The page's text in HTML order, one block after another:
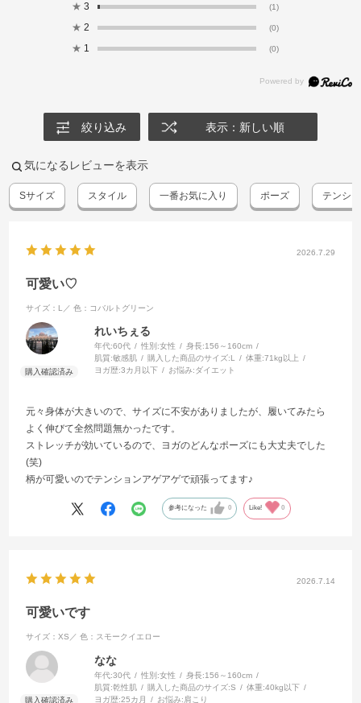
★ 3 (1)
★ 2 (0)
★ 1 (0)
絞り込み 表示：新しい順
気になるレビューを表示
Sサイズ スタイル 一番お気に入り ポーズ テンシ
2026.7.29
可愛い♡
サイズ：L／ 色：コバルトグリーン
れいちぇる
年代:60代 性別:女性 身長:156～160cm
肌質:敏感肌 購入した商品のサイズ:L 体重:71kg以上
ヨガ歴:3カ月以下 お悩み:ダイエット
元々身体が大きいので、サイズに不安がありましたが、履いてみたら
よく伸びて全然問題無かったです。
ストレッチが効いているので、ヨガのどんなポーズにも大丈夫でした
(笑)
柄が可愛いのでテンションアゲアゲで頑張ってます♪
参考になった 0 Like! 0
2026.7.14
可愛いです
サイズ：XS／ 色：スモークイエロー
なな
年代:30代 性別:女性 身長:156～160cm
肌質:乾性肌 購入した商品のサイズ:S 体重:40kg以下
ヨガ歴:25カ月 お悩み:肩こり